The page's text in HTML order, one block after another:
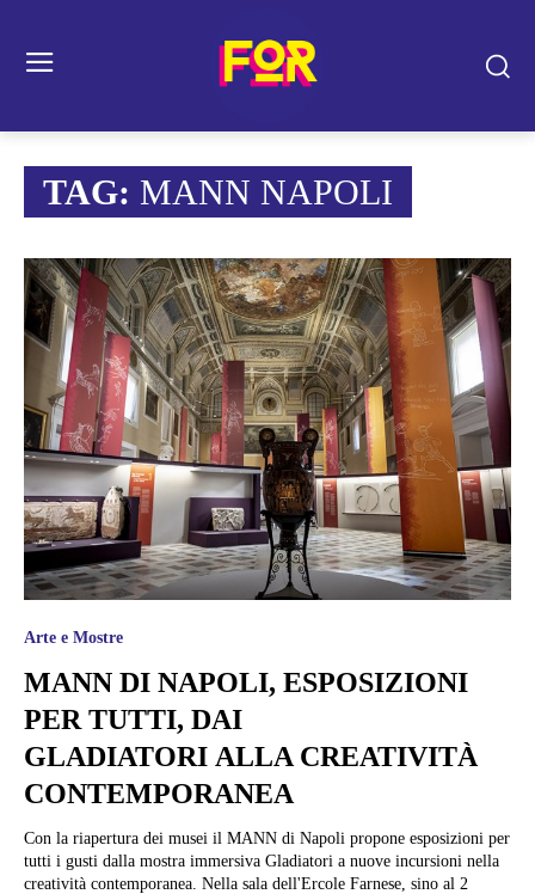
TAG: MANN NAPOLI
Arte e Mostre
MANN DI NAPOLI, ESPOSIZIONI
PER TUTTI, DAI
GLADIATORI ALLA CREATIVITÀ
CONTEMPORANEA
Con la riapertura dei musei il MANN di Napoli propone esposizioni per
tutti i gusti dalla mostra immersiva Gladiatori a nuove incursioni nella
creatività contemporanea. Nella sala dell'Ercole Farnese, sino al 2